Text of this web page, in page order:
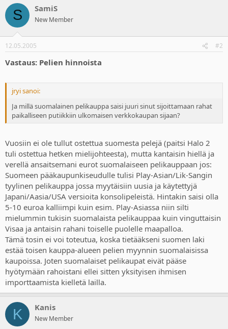
S SamiS
New Member
12.05.2005 #2
Vastaus: Pelien hinnoista
jryi sanoi:
Ja millä suomalainen pelikauppa saisi juuri sinut sijoittamaan rahat
paikalliseen putiikkiin ulkomaisen verkkokaupan sijaan?
Vuosiin ei ole tullut ostettua suomesta pelejä (paitsi Halo 2
tuli ostettua hetken mielijohteesta), mutta kantaisin hiellä ja
verellä ansaitsemani eurot suomalaiseen pelikauppaan jos:
Suomeen pääkaupunkiseudulle tulisi Play-Asian/Lik-Sangin
tyylinen pelikauppa jossa myytäisiin uusia ja käytettyjä
Japani/Aasia/USA versioita konsolipeleistä. Hintakin saisi olla
5-10 euroa kalliimpi kuin esim. Play-Asiassa niin silti
mielummin tukisin suomalaista pelikauppaa kuin vinguttaisin
Visaa ja antaisin rahani toiselle puolelle maapalloa.
Tämä tosin ei voi toteutua, koska tietääkseni suomen laki
estää toisen kauppa-alueen pelien myynnin suomalaisissa
kaupoissa. Joten suomalaiset pelikaupat eivät pääse
hyötymään rahoistani ellei sitten yksityisen ihmisen
importtaamista kielletä lailla.
K Kanis
New Member